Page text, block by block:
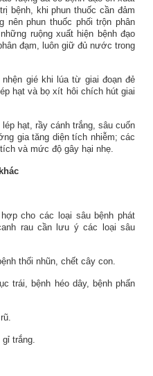
bệnh, khi phun thuốc cần đảm
nên phun thuốc phối trộn phân
ruộng xuất hiện bệnh đạo
đạm, luôn giữ đủ nước trong
gié khi lúa từ giai đoạn đẻ
hạt và bọ xít hôi chích hút giai
hạt, rầy cánh trắng, sâu cuốn
gia tăng diện tích nhiễm; các
và mức độ gây hại nhẹ.
cho các loại sâu bệnh phát
rau cần lưu ý các loại sâu
thối nhũn, chết cây con.
trái, bệnh héo dây, bệnh phấn
trắng.